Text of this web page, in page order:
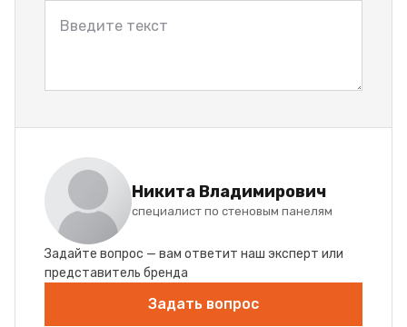
Никита Владимирович
специалист по стеновым панелям
Задайте вопрос — вам ответит наш эксперт или
представитель бренда
Задать вопрос